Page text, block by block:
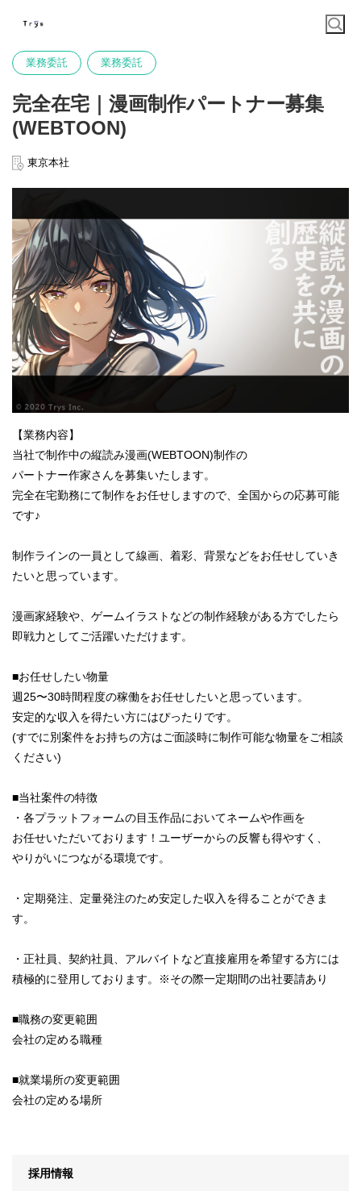
業務委託 業務委託
完全在宅｜漫画制作パートナー募集
(WEBTOON)
東京本社
【業務内容】
当社で制作中の縦読み漫画(WEBTOON)制作の
パートナー作家さんを募集いたします。
完全在宅勤務にて制作をお任せしますので、全国からの応募可能
です♪
制作ラインの一員として線画、着彩、背景などをお任せしていき
たいと思っています。
漫画家経験や、ゲームイラストなどの制作経験がある方でしたら
即戦力としてご活躍いただけます。
■お任せしたい物量
週25〜30時間程度の稼働をお任せしたいと思っています。
安定的な収入を得たい方にはぴったりです。
(すでに別案件をお持ちの方はご面談時に制作可能な物量をご相談
ください)
■当社案件の特徴
・各プラットフォームの目玉作品においてネームや作画を
お任せいただいております！ユーザーからの反響も得やすく、
やりがいにつながる環境です。
・定期発注、定量発注のため安定した収入を得ることができま
す。
・正社員、契約社員、アルバイトなど直接雇用を希望する方には
積極的に登用しております。※その際一定期間の出社要請あり
■職務の変更範囲
会社の定める職種
■就業場所の変更範囲
会社の定める場所
採用情報